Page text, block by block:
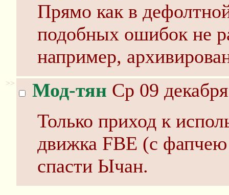
Прямо как в
подобных ошибок не
например,
>> Мод-тян Ср 09
Только приход к
движка FBE (с
спасти Ычан.